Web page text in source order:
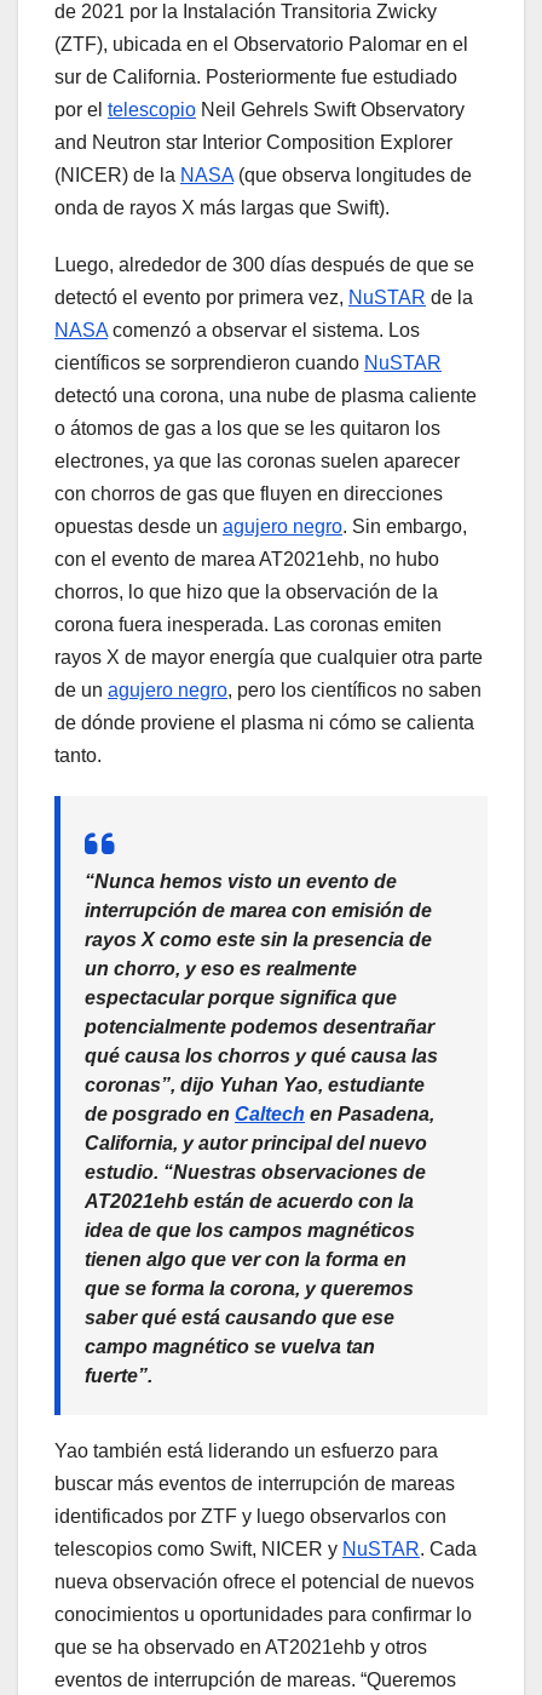
de 2021 por la Instalación Transitoria Zwicky
(ZTF), ubicada en el Observatorio Palomar en el
sur de California. Posteriormente fue estudiado
por el telescopio Neil Gehrels Swift Observatory
and Neutron star Interior Composition Explorer
(NICER) de la NASA(que observa longitudes de
onda de rayos X más largas que Swift).
Luego, alrededor de 300 días después de que se
detectó el evento por primera vez, NuSTAR de la
NASAcomenzó a observar el sistema. Los
científicos se sorprendieron cuando NuSTAR
detectó una corona, una nube de plasma caliente
o átomos de gas a los que se les quitaron los
electrones, ya que las coronas suelen aparecer
con chorros de gas que fluyen en direcciones
opuestas desde un agujero negro. Sin embargo,
con el evento de marea AT2021ehb, no hubo
chorros, lo que hizo que la observación de la
corona fuera inesperada. Las coronas emiten
rayos X de mayor energía que cualquier otra parte
de un agujero negro, pero los científicos no saben
de dónde proviene el plasma ni cómo se calienta
tanto.
“Nunca hemos visto un evento de
interrupción de marea con emisión de
rayos X como este sin la presencia de
un chorro, y eso es realmente
espectacular porque significa que
potencialmente podemos desentrañar
qué causa los chorros y qué causa las
coronas”, dijo Yuhan Yao, estudiante
de posgrado en Caltech en Pasadena,
California, y autor principal del nuevo
estudio. “Nuestras observaciones de
AT2021ehb están de acuerdo con la
idea de que los campos magnéticos
tienen algo que ver con la forma en
que se forma la corona, y queremos
saber qué está causando que ese
campo magnético se vuelva tan
fuerte”.
Yao también está liderando un esfuerzo para
buscar más eventos de interrupción de mareas
identificados por ZTF y luego observarlos con
telescopios como Swift, NICER y NuSTAR. Cada
nueva observación ofrece el potencial de nuevos
conocimientos u oportunidades para confirmar lo
que se ha observado en AT2021ehb y otros
eventos de interrupción de mareas. “Queremos